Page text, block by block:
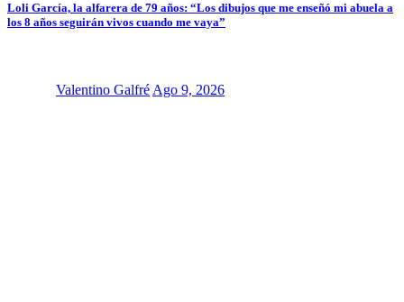
Loli García, la alfarera de 79 años: “Los dibujos que me enseñó mi abuela a
los 8 años seguirán vivos cuando me vaya”
Valentino Galfré Ago 9, 2026